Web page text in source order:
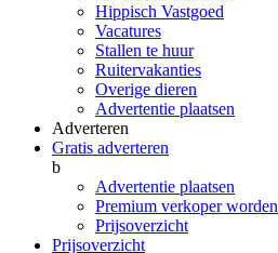
Hippisch Vastgoed
Vacatures
Stallen te huur
Ruitervakanties
Overige dieren
Advertentie plaatsen
Adverteren
Gratis adverteren
b
Advertentie plaatsen
Premium verkoper worden
Prijsoverzicht
Prijsoverzicht